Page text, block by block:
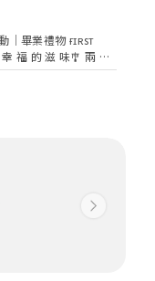
｜畢業禮物 ғɪʀsᴛ
福 的 滋 味🎐 兩 個
ғᴏᴏᴅ ғᴀᴄᴛᴏʀʏ💛
Next